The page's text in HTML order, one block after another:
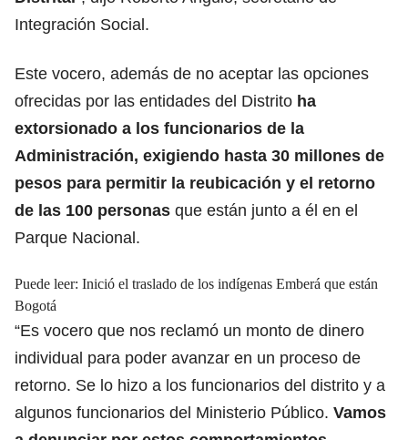
Integración Social.
Este vocero, además de no aceptar las opciones
ofrecidas por las entidades del Distrito ha
extorsionado a los funcionarios de la
Administración, exigiendo hasta 30 millones de
pesos para permitir la reubicación y el retorno
de las 100 personas que están junto a él en el
Parque Nacional.
Puede leer: Inició el traslado de los indígenas Emberá que están
Bogotá
“Es vocero que nos reclamó un monto de dinero
individual para poder avanzar en un proceso de
retorno. Se lo hizo a los funcionarios del distrito y a
algunos funcionarios del Ministerio Público. Vamos